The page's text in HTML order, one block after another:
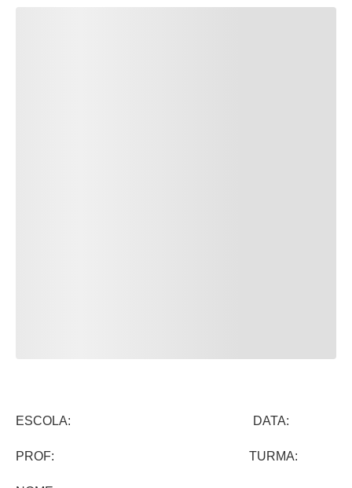
ESCOLA: DATA:
PROF: TURMA: